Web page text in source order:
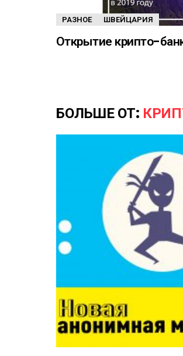
РАЗНОЕ ШВЕЙЦАРИЯ
Открытие крипто-
БОЛЬШЕ ОТ: